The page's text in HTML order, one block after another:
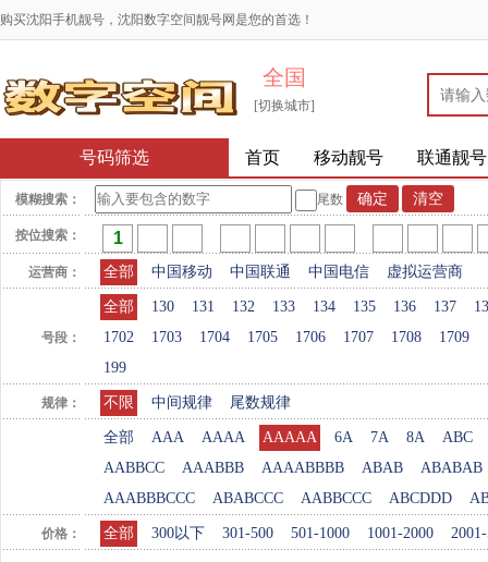
购买沈阳手机靓号，沈阳数字空间靓号网是您的首选！
全国
[切换城市]
号码筛选 首页 移动靓号 联通靓号
模糊搜索： 尾数
按位搜索：
运营商： 全部 中国移动 中国联通 中国电信 虚拟运营商
号段：
全部 130 131 132 133 134 135 136 137
1702
1703 1704 1705 1706 1707 1708 1709
199
规律： 不限 中间规律 尾数规律
全部 AAA AAAA AAAAA 6A 7A 8A
ABC
AABBCC
AAABBB AAAABBBB ABAB
ABABAB
AAABBBCCC
ABABCCC AABBCCC ABCDDD
价格： 全部 300以下 301-500 501-1000 1001-2000